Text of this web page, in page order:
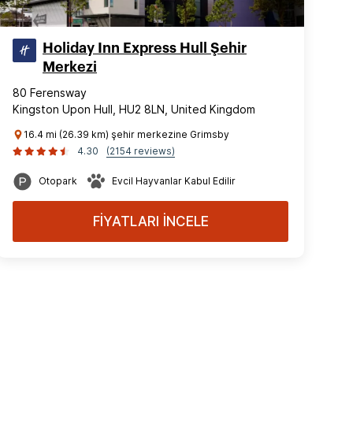
Holiday Inn Express Hull Şehir
Merkezi
80 Ferensway
Kingston Upon Hull, HU2 8LN, United Kingdom
16.4 mi (26.39 km) şehir merkezine Grimsby
4.30
(2154 reviews)
Otopark Evcil Hayvanlar Kabul Edilir
FİYATLARI İNCELE